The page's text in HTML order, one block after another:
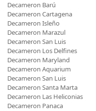
Decameron Barú
Decameron Cartagena
Decameron Isleño
Decameron Marazul
Decameron San Luis
Decameron Los Delfines
Decameron Maryland
Decameron Aquarium
Decameron San Luis
Decameron Santa Marta
Decameron Las Heliconias
Decameron Panaca